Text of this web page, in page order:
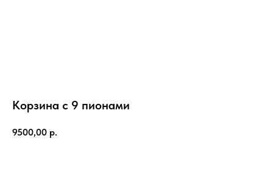
Корзина с 9 пионами
9500,00 р.